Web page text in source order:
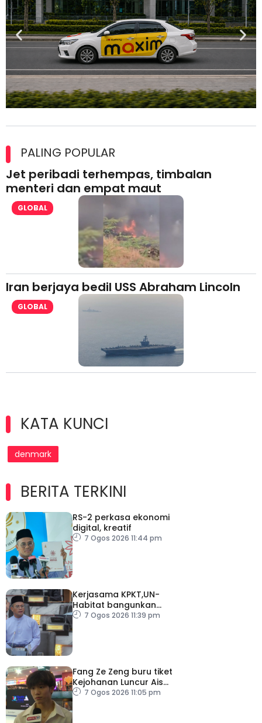
lesen separuh pertama 2026
PALING POPULAR
Jet peribadi terhempas, timbalan
menteri dan empat maut
GLOBAL
Iran berjaya bedil USS Abraham Lincoln
GLOBAL
KATA KUNCI
denmark
BERITA TERKINI
RS-2 perkasa ekonomi
digital, kreatif
7 Ogos 2026 11:44 pm
Kerjasama KPKT,UN-
Habitat bangunkan
inisiatif My Public Space
7 Ogos 2026 11:39 pm
Fang Ze Zeng buru tiket
Kejohanan Luncur Ais
Dunia 2027
7 Ogos 2026 11:05 pm